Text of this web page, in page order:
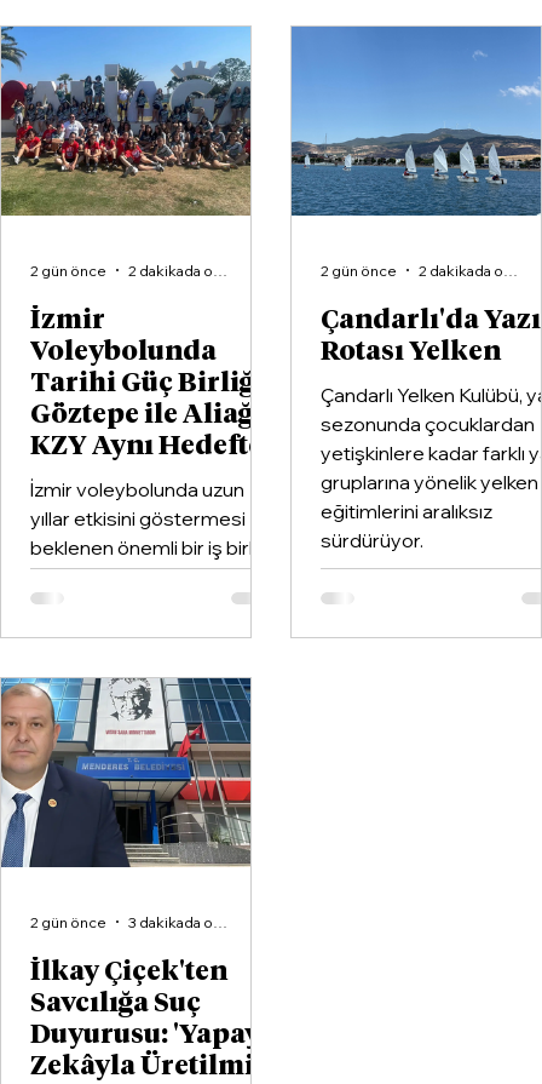
İzmir
Voleybolunda
Tarihi Güç Birliği:
Göztepe ile Aliağa
KZY Aynı Hedefte
İzmir voleybolunda uzun
yıllar etkisini göstermesi
beklenen önemli bir iş birliği
hayata geçirildi. Kentin köklü
kulüplerinden Göztepe
Spor Kulübü ile İzmir'in en
organizasyonlarından
Aliağa KZY Spor Kulübü,
voleybol branşında güçlerini
birleştiren kapsamlı bir iş
birliği protokolüne imza attı.
2 gün önce
Çandarlı'da
Rotası Yelken
Çandarlı Yelken Kulübü,
sezonunda çocuklardan
yetişkinlere kadar farklı
gruplarına yönelik yelken
eğitimlerini aralıksız
sürdürüyor.
2 gün önce
İlkay Çiçek'ten
Savcılığa Suç
Duyurusu: 'Yapay
Zekâyla Üretilmiş
2 gün önce
Eyyüp Kadir İnan: ‘Şafak baskını,
malımıza çökülüyor’ yaygarasının ardında
mağduriyet değil, hukuk tanımazlık var.”